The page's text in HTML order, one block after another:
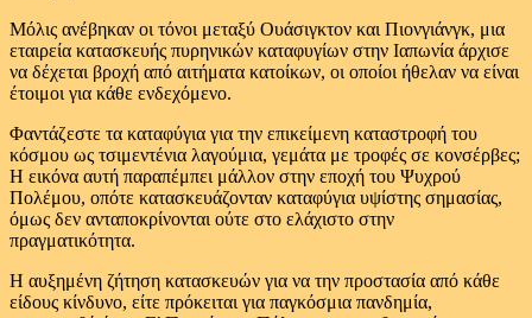
Μόλις ανέβηκαν οι τόνοι μεταξύ Ουάσιγκτον και Πιονγιάνγκ, μια
εταιρεία κατασκευής πυρηνικών καταφυγίων στην Ιαπωνία άρχισε
να δέχεται βροχή από αιτήματα κατοίκων, οι οποίοι ήθελαν να είναι
έτοιμοι για κάθε ενδεχόμενο.
Φαντάζεστε τα καταφύγια για την επικείμενη καταστροφή του
κόσμου ως τσιμεντένια λαγούμια, γεμάτα με τροφές σε κονσέρβες;
Η εικόνα αυτή παραπέμπει μάλλον στην εποχή του Ψυχρού
Πολέμου, οπότε κατασκευάζονταν καταφύγια υψίστης σημασίας,
όμως δεν ανταποκρίνονται ούτε στο ελάχιστο στην
πραγματικότητα.
Η αυξημένη ζήτηση κατασκευών για να την προστασία από κάθε
είδους κίνδυνο, είτε πρόκειται για παγκόσμια πανδημία,